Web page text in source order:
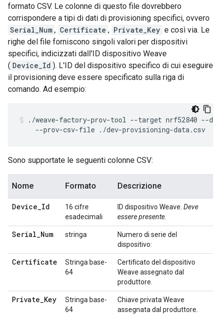
formato CSV. Le colonne di questo file dovrebbero
corrispondere a tipi di dati di provisioning specifici, ovvero
Serial_Num , Certificate , Private_Key e così via. Le
righe del file forniscono singoli valori per dispositivi
specifici, indicizzati dall'ID dispositivo Weave
( Device_Id ). L'ID del dispositivo specifico di cui eseguire
il provisioning deve essere specificato sulla riga di
comando. Ad esempio:
./weave-factory-prov-tool --target nrf52840 --
    --prov-csv-file ./dev-provisioning-data.csv
Sono supportate le seguenti colonne CSV:
Nome Formato Descrizione
Device_Id
16 cifre
esadecimali
ID dispositivo Weave. Deve
essere presente.
Serial_Num stringa
Numero di serie del
dispositivo:
Certificate
Stringa base-
64
Certificato del dispositivo
Weave assegnato dal
produttore.
Private_Key
Stringa base-
64
Chiave privata Weave
assegnata dal produttore.